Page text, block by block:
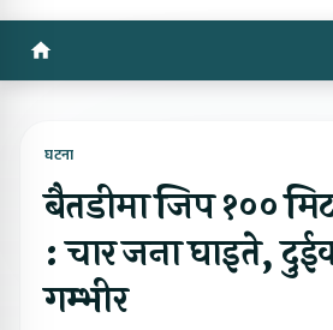
घटना
बैतडीमा जिप १००
: चार जना घाइते,
गम्भीर